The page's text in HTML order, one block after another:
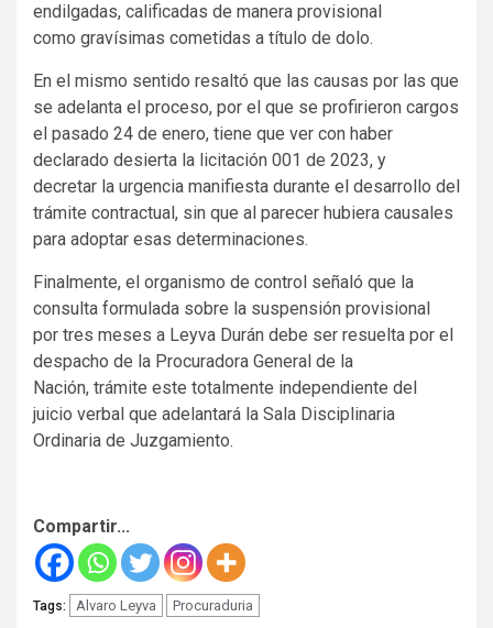
endilgadas, calificadas de manera provisional
como gravísimas cometidas a título de dolo.
En el mismo sentido resaltó que las causas por las que
se adelanta el proceso, por el que se profirieron cargos
el pasado 24 de enero, tiene que ver con haber
declarado desierta la licitación 001 de 2023, y
decretar la urgencia manifiesta durante el desarrollo del
trámite contractual, sin que al parecer hubiera causales
para adoptar esas determinaciones.
Finalmente, el organismo de control señaló que la
consulta formulada sobre la suspensión provisional
por tres meses a Leyva Durán debe ser resuelta por el
despacho de la Procuradora General de la
Nación, trámite este totalmente independiente del
juicio verbal que adelantará la Sala Disciplinaria
Ordinaria de Juzgamiento.
Compartir...
Tags: Alvaro Leyva Procuraduria